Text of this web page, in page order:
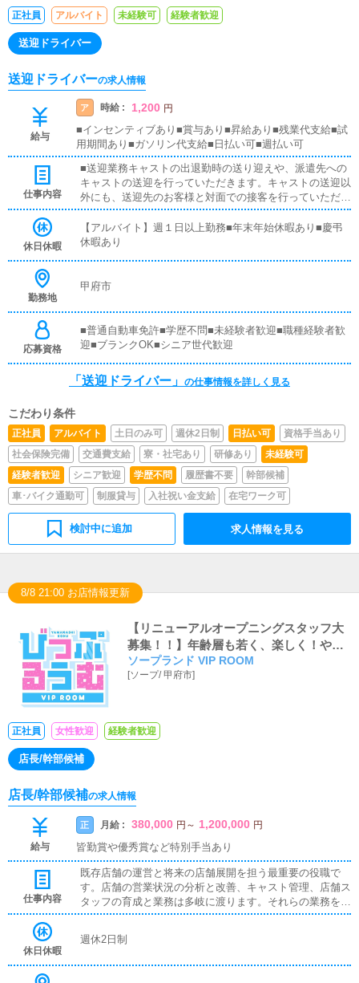
正社員 アルバイト 未経験可 経験者歓迎
送迎ドライバー
送迎ドライバーの求人情報
給与
ア 時給 : 1,200 円
■インセンティブあり■賞与あり■昇給あり■残業代支給■試
用期間あり■ガソリン代支給■日払い可■週払い可
仕事内容
■送迎業務キャストの出退勤時の送り迎えや、派遣先への
キャストの送迎を行っていただきます。キャストの送迎以
外にも、送迎先のお客様と対面での接客を行っていただき
ます。お客様のご案内時に、システムの説明や料金の受け
取り等、対面での簡単な接客になります。最初は先輩ドラ
イバーと同乗して行動し、業務の流れを覚えていただきま
事務所や待機室の清掃を行っていただきます。キャストの
休日休暇
【アルバイト】週１日以上勤務■年末年始休暇あり■慶弔
休暇あり
勤務地
甲府市
応募資格
■普通自動車免許■学歴不問■未経験者歓迎■職種経験者歓
迎■ブランクOK■シニア世代歓迎
「送迎ドライバー」 の仕事情報を詳しく見る
こだわり条件
正社員 アルバイト 土日のみ可 週休2日制 日払い可
資格手当あり
社会保険完備
交通費支給 寮・社宅あり 研修あり
未経験可
経験者歓迎
シニア歓迎 学歴不問 履歴書不要
幹部候補
車･バイク通勤可
制服貸与 入社祝い金支給 在宅ワーク可
検討中に追加 求人情報を見る
8/8 21:00 お店情報更新
【リニューアルオープニングスタッフ大
募集！！】年齢層も若く、楽しく！やる
ときはやる！がモットーなため、ギスギ
スとした人間関係も一切なく、役職ポス
ソープランド VIP ROOM
[ソープ/甲府市]
正社員 女性歓迎 経験者歓迎
店長/幹部候補
店長/幹部候補の求人情報
給与
正 月給 : 380,000 円 ～ 1,200,000 円
皆勤賞や優秀賞など特別手当あり
仕事内容
既存店舗の運営と将来の店舗展開を担う最重要の役職で
す。店舗の営業状況の分析と改善、キャスト管理、店舗ス
タッフの育成と業務は多岐に渡ります。それらの業務をこ
なしながら、様々な考えを持つスタッフをひとつにまと
と思います。
休日休暇
週休2日制